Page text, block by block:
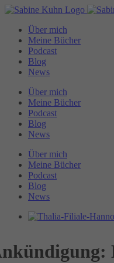
Zum
springenÜber mich
Meine Bücher
Podcast
Blog
News
Über mich
Meine Bücher
Podcast
Blog
News
Über mich
Meine Bücher
Podcast
Blog
News
Zeige